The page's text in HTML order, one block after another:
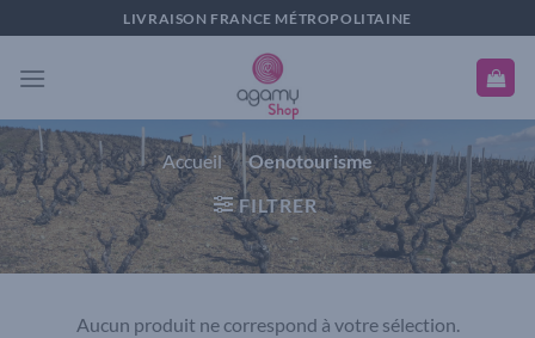
au
contenu
LIVRAISON FRANCE MÉTROPOLITAINE
Accueil / Oenotourisme
FILTRER
Aucun produit ne correspond à votre sélection.